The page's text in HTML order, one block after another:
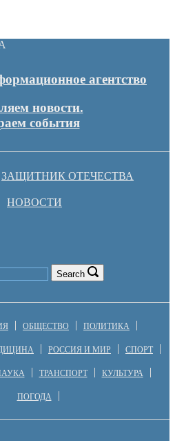
агентство
новости.
события
ЗАЩИТНИК ОТЕЧЕСТВА
НОВОСТИ
Search
ОБЩЕСТВО ПОЛИТИКА
РОССИЯ И МИР СПОРТ
ТРАНСПОРТ КУЛЬТУРА
ПОГОДА